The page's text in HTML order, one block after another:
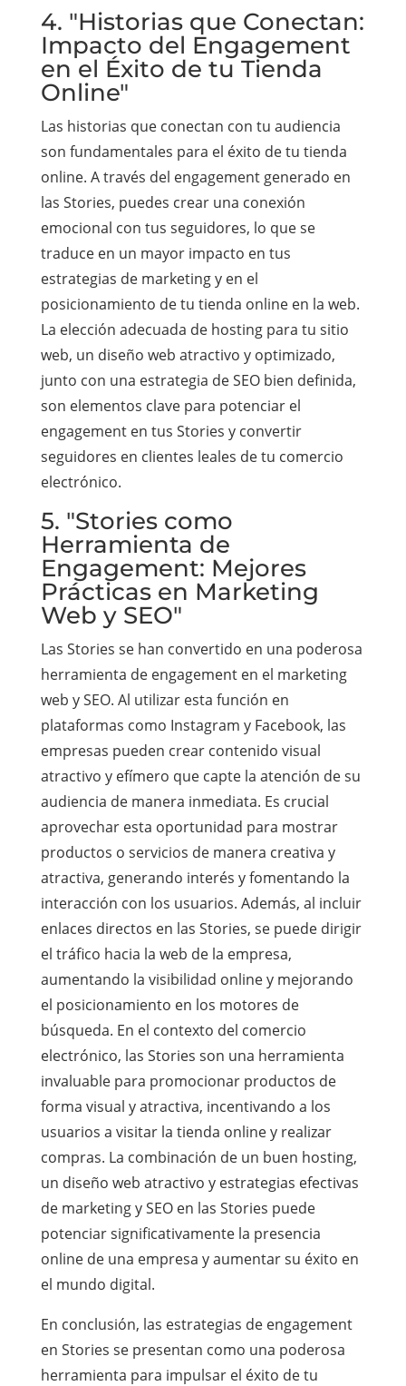
4. "Historias que Conectan:
Impacto del Engagement
en el Éxito de tu Tienda
Online"
Las historias que conectan con tu audiencia
son fundamentales para el éxito de tu tienda
online. A través del engagement generado en
las Stories, puedes crear una conexión
emocional con tus seguidores, lo que se
traduce en un mayor impacto en tus
estrategias de marketing y en el
posicionamiento de tu tienda online en la web.
La elección adecuada de hosting para tu sitio
web, un diseño web atractivo y optimizado,
junto con una estrategia de SEO bien definida,
son elementos clave para potenciar el
engagement en tus Stories y convertir
seguidores en clientes leales de tu comercio
electrónico.
5. "Stories como
Herramienta de
Engagement: Mejores
Prácticas en Marketing
Web y SEO"
Las Stories se han convertido en una poderosa
herramienta de engagement en el marketing
web y SEO. Al utilizar esta función en
plataformas como Instagram y Facebook, las
empresas pueden crear contenido visual
atractivo y efímero que capte la atención de su
audiencia de manera inmediata. Es crucial
aprovechar esta oportunidad para mostrar
productos o servicios de manera creativa y
atractiva, generando interés y fomentando la
interacción con los usuarios. Además, al incluir
enlaces directos en las Stories, se puede dirigir
el tráfico hacia la web de la empresa,
aumentando la visibilidad online y mejorando
el posicionamiento en los motores de
búsqueda. En el contexto del comercio
electrónico, las Stories son una herramienta
invaluable para promocionar productos de
forma visual y atractiva, incentivando a los
usuarios a visitar la tienda online y realizar
compras. La combinación de un buen hosting,
un diseño web atractivo y estrategias efectivas
de marketing y SEO en las Stories puede
potenciar significativamente la presencia
online de una empresa y aumentar su éxito en
el mundo digital.
En conclusión, las estrategias de engagement
en Stories se presentan como una poderosa
herramienta para impulsar el éxito de tu